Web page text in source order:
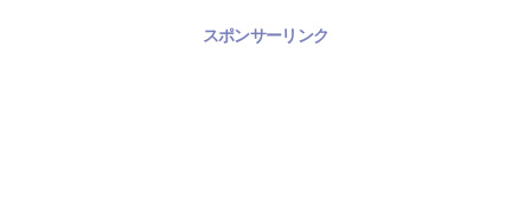
スポンサーリンク